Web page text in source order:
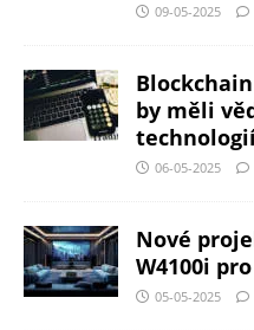
09-05-2025
by měli
06-05-2025
Nové
W4100i
05-05-2025